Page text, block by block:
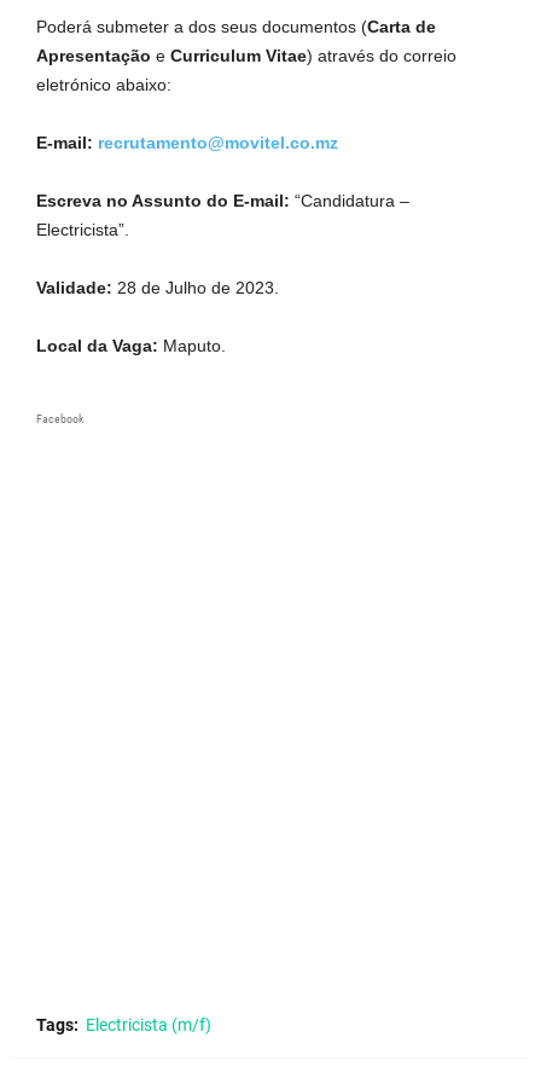
Poderá submeter a dos seus documentos (Carta de
Apresentação e Curriculum Vitae) através do correio
eletrónico abaixo:
E-mail: recrutamento@movitel.co.mz
Escreva no Assunto do E-mail: “Candidatura –
Electricista”.
Validade: 28 de Julho de 2023.
Local da Vaga: Maputo.
Facebook
Tags: Electricista (m/f)